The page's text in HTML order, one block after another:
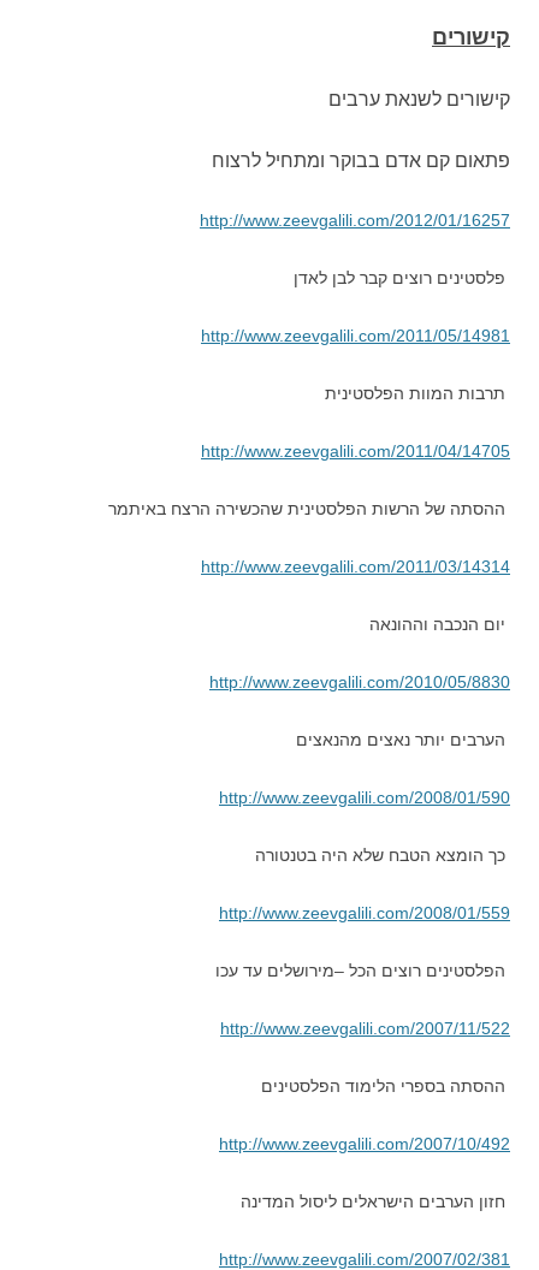
קישורים
קישורים לשנאת ערבים
פתאום קם אדם בבוקר ומתחיל לרצוח
http://www.zeevgalili.com/2012/01/16257
פלסטינים רוצים קבר לבן לאדן
http://www.zeevgalili.com/2011/05/14981
תרבות המוות הפלסטינית
http://www.zeevgalili.com/2011/04/14705
ההסתה של הרשות הפלסטינית שהכשירה הרצח באיתמר
http://www.zeevgalili.com/2011/03/14314
יום הנכבה וההונאה
http://www.zeevgalili.com/2010/05/8830
הערבים יותר נאצים מהנאצים
http://www.zeevgalili.com/2008/01/590
כך הומצא הטבח שלא היה בטנטורה
http://www.zeevgalili.com/2008/01/559
הפלסטינים רוצים הכל –מירושלים עד עכו
http://www.zeevgalili.com/2007/11/522
ההסתה בספרי הלימוד הפלסטינים
http://www.zeevgalili.com/2007/10/492
חזון הערבים הישראלים ליסול המדינה
http://www.zeevgalili.com/2007/02/381